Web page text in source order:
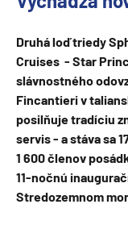
Druhá loď triedy
Cruises - Star
slávnostného
Fincantieri v
posilňuje tradíciu
servis - a stáva sa
1 600 členov
11-nočnú
Stredozemnom